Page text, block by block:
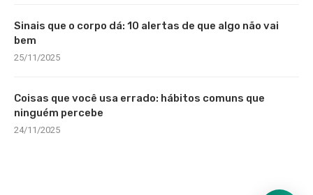
Sinais que o corpo dá: 10 alertas de que algo não vai
bem
25/11/2025
Coisas que você usa errado: hábitos comuns que
ninguém percebe
24/11/2025